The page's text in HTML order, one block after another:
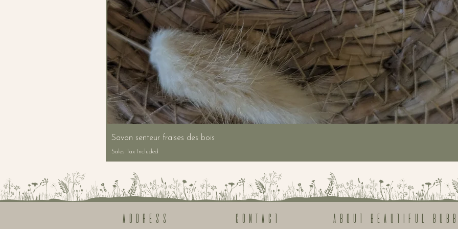
Savon senteur fraises des bois
Sales Tax Included
ADDRESS Contact About beautiful